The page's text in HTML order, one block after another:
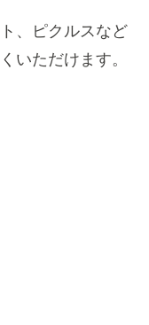
、ピクルスなど
いただけます。